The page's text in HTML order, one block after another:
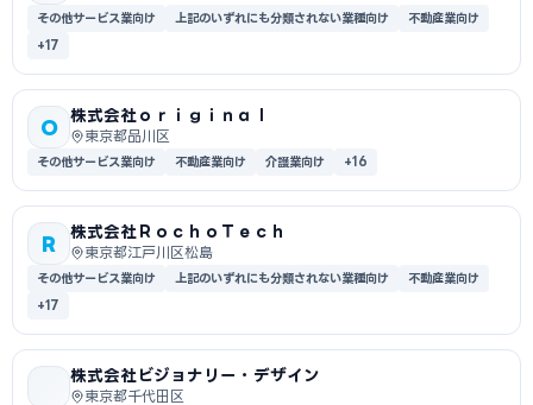
その他サービス業向け 上記のいずれにも分類されない業種向け
不動産業向け
+17
O
株式会社ｏｒｉｇｉｎａｌ
東京都品川区
その他サービス業向け 不動産業向け 介護業向け +16
R
株式会社ＲｏｃｈｏＴｅｃｈ
東京都江戸川区松島
その他サービス業向け 上記のいずれにも分類されない業種向け
不動産業向け
+17
株式会社ビジョナリー・デザイン
東京都千代田区